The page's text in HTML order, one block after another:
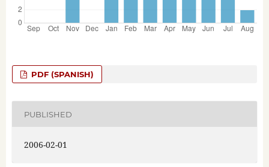
PDF (SPANISH)
PUBLISHED
2006-02-01